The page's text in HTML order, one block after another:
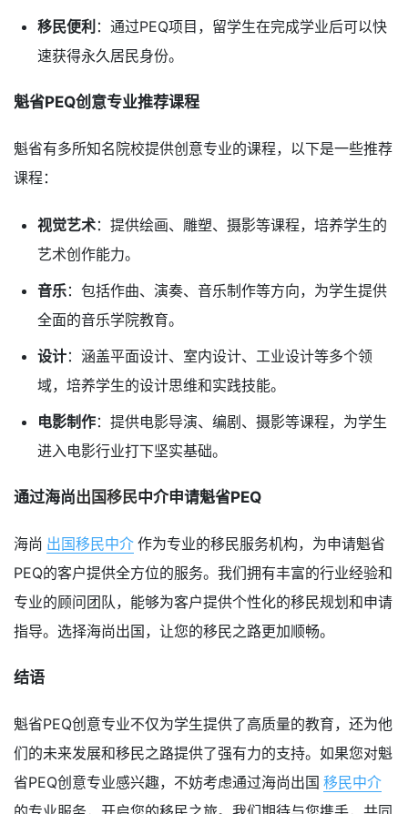
移民便利 ：通过PEQ项目，留学生在完成学业后可以快
速获得永久居民身份。
魁省PEQ创意专业推荐课程
魁省有多所知名院校提供创意专业的课程，以下是一些推荐
课程：
视觉艺术：提供绘画、雕塑、摄影等课程，培养学生的
艺术创作能力。
音乐：包括作曲、演奏、音乐制作等方向，为学生提供
全面的音乐学院教育。
设计：涵盖平面设计、室内设计、工业设计等多个领
域，培养学生的设计思维和实践技能。
电影制作：提供电影导演、编剧、摄影等课程，为学生
进入电影行业打下坚实基础。
通过海尚出国移民中介申请魁省PEQ
海尚 出国移民中介 作为专业的移民服务机构，为申请魁省
PEQ的客户提供全方位的服务。我们拥有丰富的行业经验和
专业的顾问团队，能够为客户提供个性化的移民规划和申请
指导。选择海尚出国，让您的移民之路更加顺畅。
结语
魁省PEQ创意专业不仅为学生提供了高质量的教育，还为他
们的未来发展和移民之路提供了强有力的支持。如果您对魁
省PEQ创意专业感兴趣，不妨考虑通过海尚出国 移民中介